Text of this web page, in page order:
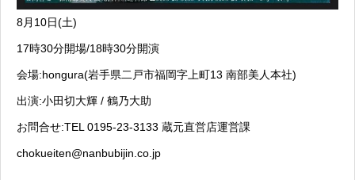
8月10日(土)
17時30分開場/18時30分開演
会場:hongura(岩手県二戸市福岡字上町13 南部美人本社)
出演:小田切大輝 / 鶴乃大助
お問合せ:TEL 0195-23-3133 蔵元直営店運営課
chokueiten@nanbubijin.co.jp